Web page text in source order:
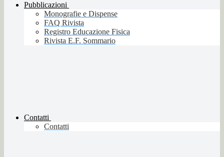
Pubblicazioni
Monografie e Dispense
FAQ Rivista
Registro Educazione Fisica
Rivista E.F. Sommario
Contatti
Contatti